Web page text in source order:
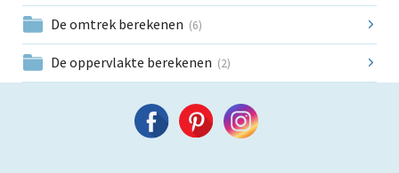
De omtrek berekenen (6)
De oppervlakte berekenen (2)